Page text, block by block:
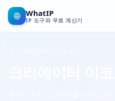
🌐 WhatIP
IP 도구와 무료 계산기